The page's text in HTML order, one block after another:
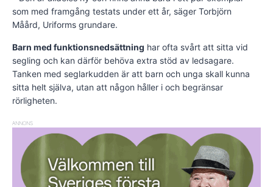
som med framgång testats under ett år, säger Torbjörn
Måård, Uriforms grundare.
Barn med funktionsnedsättning har ofta svårt att sitta vid
segling och kan därför behöva extra stöd av ledsagare.
Tanken med seglarkudden är att barn och unga skall kunna
sitta helt själva, utan att någon håller i och begränsar
rörligheten.
ANNONS